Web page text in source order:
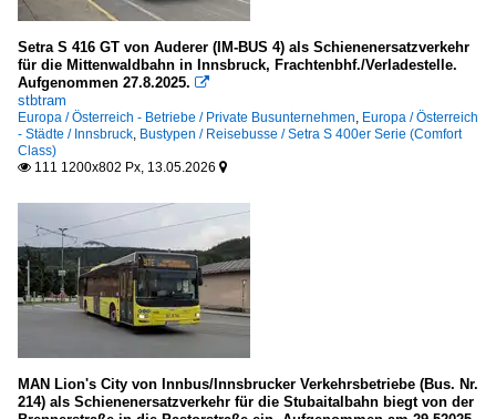
Setra S 416 GT von Auderer (IM-BUS 4) als Schienenersatzverkehr
für die Mittenwaldbahn in Innsbruck, Frachtenbhf./Verladestelle.
Aufgenommen 27.8.2025. 
stbtram
Europa / Österreich - Betriebe / Private Busunternehmen Europa / Österreich
- Städte / Innsbruck Bustypen / Reisebusse / Setra S 400er Serie (Comfort
Class)
 111 1200x802 Px, 13.05.2026 
MAN Lion's City von Innbus/Innsbrucker Verkehrsbetriebe (Bus. Nr.
214) als Schienenersatzverkehr für die Stubaitalbahn biegt von der